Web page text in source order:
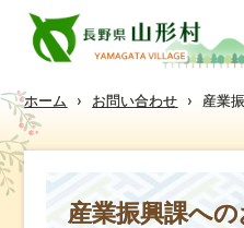
ホーム › お問い合わせ › 産業
産業振興課へ